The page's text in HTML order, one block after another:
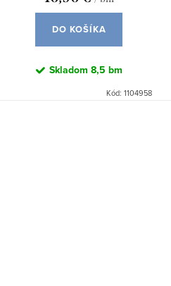
DO KOŠÍKA
Skladom 8,5 bm
Kód: 1104958